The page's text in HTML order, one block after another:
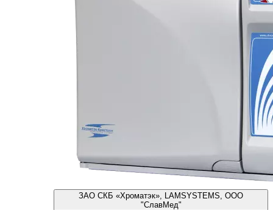
ЗАО СКБ «Хроматэк», LAMSYSTEMS, ООО
"СлавМед"